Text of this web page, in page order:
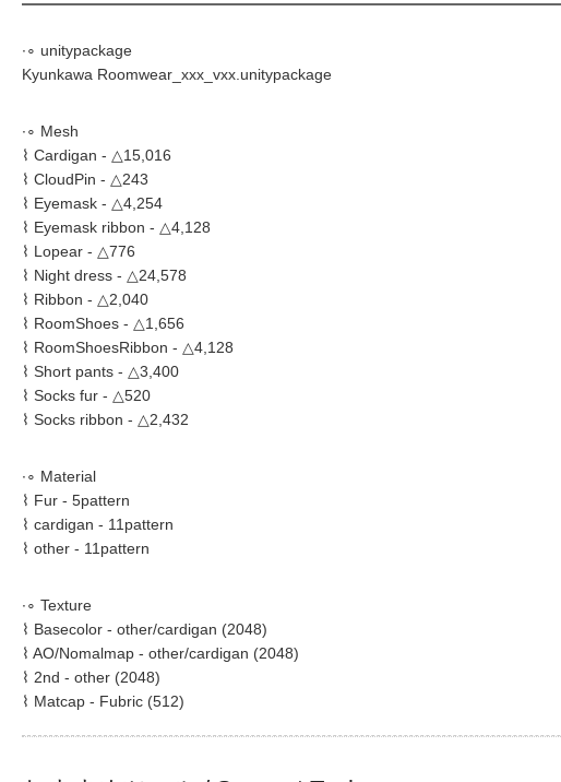
∙∘ unitypackage
Kyunkawa Roomwear_xxx_vxx.unitypackage
∙∘ Mesh
⌇ Cardigan - △15,016
⌇ CloudPin - △243
⌇ Eyemask - △4,254
⌇ Eyemask ribbon - △4,128
⌇ Lopear - △776
⌇ Night dress - △24,578
⌇ Ribbon - △2,040
⌇ RoomShoes - △1,656
⌇ RoomShoesRibbon - △4,128
⌇ Short pants - △3,400
⌇ Socks fur - △520
⌇ Socks ribbon - △2,432
∙∘ Material
⌇ Fur - 5pattern
⌇ cardigan - 11pattern
⌇ other - 11pattern
∙∘ Texture
⌇ Basecolor - other/cardigan (2048)
⌇ AO/Nomalmap - other/cardigan (2048)
⌇ 2nd - other (2048)
⌇ Matcap - Fubric (512)